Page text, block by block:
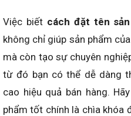
Việc biết cách đặt tên
không chỉ giúp sản phẩm
mà còn tạo sự chuyên
từ đó bạn có thể dễ dàng
cao hiệu quả bán hàng.
phẩm tốt chính là chìa khóa